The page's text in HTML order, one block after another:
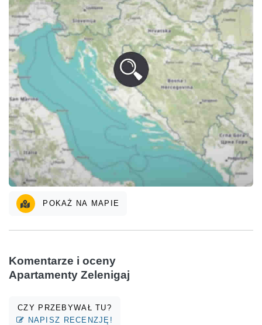
POKAŻ NA MAPIE
Komentarze i oceny
Apartamenty Zelenigaj
CZY PRZEBYWAŁ TU?
NAPISZ RECENZJĘ!